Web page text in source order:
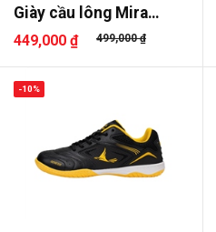
Giày cầu lông Mira
Lighter
449,000 ₫ 499,000 ₫
-10%